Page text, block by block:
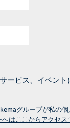
ービス、イベン
グループが私の
はここからアクセス